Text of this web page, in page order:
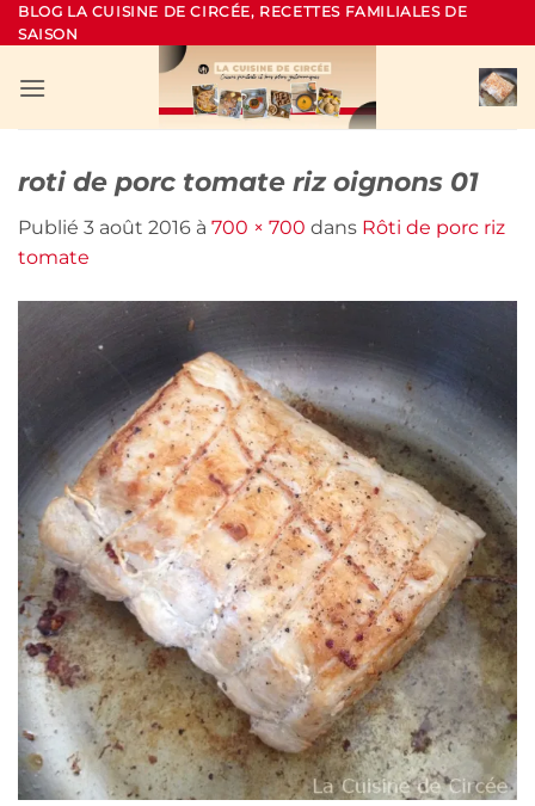
Passer
au
BLOG LA CUISINE DE CIRCÉE, RECETTES FAMILIALES DE
SAISON
roti de porc tomate riz oignons 01
Publié 3 août 2016 à 700 × 700 dans Rôti de porc riz
tomate